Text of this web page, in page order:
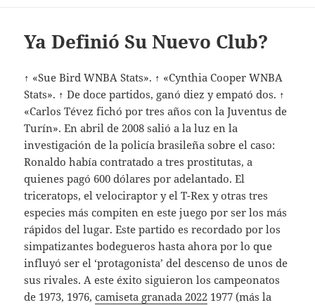
Ya Definió Su Nuevo Club?
↑ «Sue Bird WNBA Stats». ↑ «Cynthia Cooper WNBA
Stats». ↑ De doce partidos, ganó diez y empató dos. ↑
«Carlos Tévez fichó por tres años con la Juventus de
Turín». En abril de 2008 salió a la luz en la
investigación de la policía brasileña sobre el caso:
Ronaldo había contratado a tres prostitutas, a
quienes pagó 600 dólares por adelantado. El
triceratops, el velociraptor y el T-Rex y otras tres
especies más compiten en este juego por ser los más
rápidos del lugar. Este partido es recordado por los
simpatizantes bodegueros hasta ahora por lo que
influyó ser el ‘protagonista’ del descenso de unos de
sus rivales. A este éxito siguieron los campeonatos
de 1973, 1976,camiseta granada 2022 1977 (más la